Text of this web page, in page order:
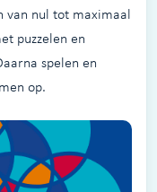
van nul tot maximaal
puzzelen en
spelen en
op.